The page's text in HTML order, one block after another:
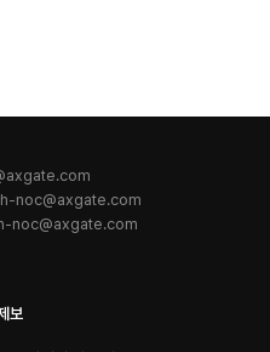
보
noc@axgate.com
noc@axgate.com